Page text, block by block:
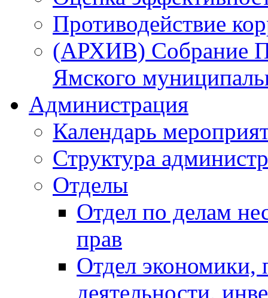
Противодействие
(АРХИВ) Собрание
Ямского
Администрация
Календарь
Структура
Отделы
Отдел по делам
прав
Отдел экономики,
деятельности,